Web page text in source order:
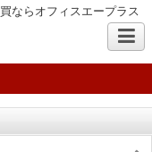
ならオフィスエープラス